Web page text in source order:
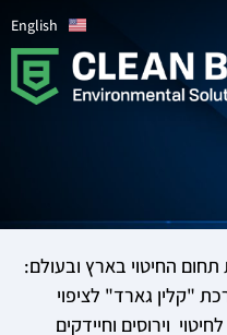
English
החיטוי בארץ ובעולם:
"קלין גארד" לציפוי
וירוסים וחיידקים